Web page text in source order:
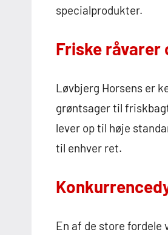
specialprodukter.
Friske
Løvbjerg Horsens er
grøntsager til
lever op til høje
til enhver ret.
En af de store fordele